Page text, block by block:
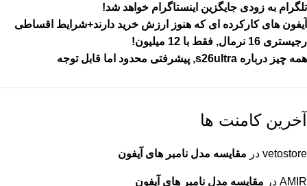
تلگرام به زودی جایگزین اینستاگرام خواهد شد!
آیفون های کارکرده ای که هنوز ارزش خرید دارند+شرایط اقساطی
رجیستری 16 نرمال, فقط با 12 میلیون!
همه چیز درباره s26ultra, پیشرفتی محدود اما قابل توجه
آخرین کامنت ها
vetostore در مقایسه مدل نامبر های آیفون
AMIR در مقایسه مدل نامبر های آیفون